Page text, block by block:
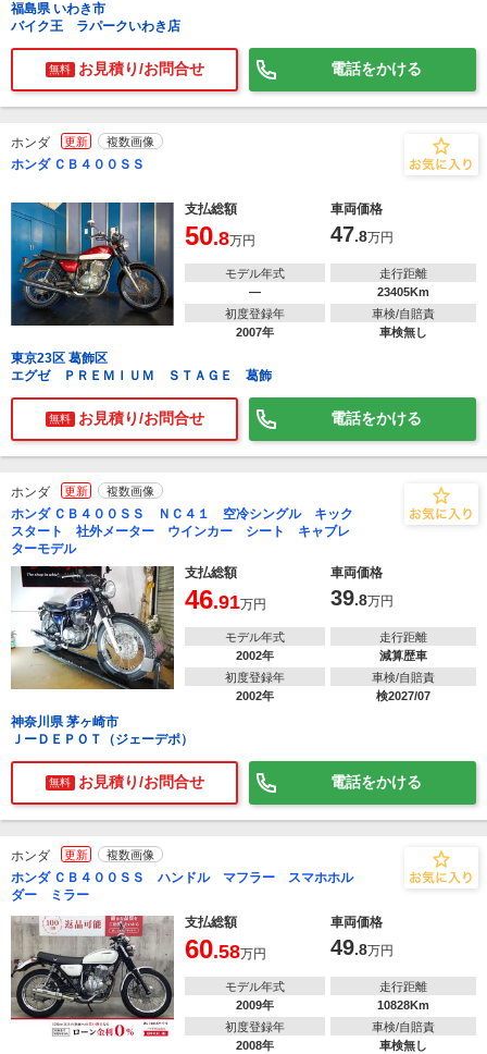
福島県 いわき市
バイク王 ラパークいわき店
無料 お見積り/お問合せ 電話をかける
ホンダ 更新 複数画像
ホンダ ＣＢ４００ＳＳ
支払総額 車両価格
50.8万円 47.8万円
モデル年式
―
走行距離
23405Km
初度登録年
2007年
車検/自賠責
車検無し
東京23区 葛飾区
エグゼ ＰＲＥＭＩＵＭ ＳＴＡＧＥ 葛飾
無料 お見積り/お問合せ 電話をかける
ホンダ 更新 複数画像
ホンダ ＣＢ４００ＳＳ ＮＣ４１ 空冷シングル キック
スタート 社外メーター ウインカー シート キャブレ
ターモデル
支払総額
車両価格
46.91万円 39.8万円
モデル年式
2002年
走行距離
減算歴車
初度登録年
2002年
車検/自賠責
検2027/07
神奈川県 茅ヶ崎市
ＪーＤＥＰＯＴ（ジェーデポ）
無料 お見積り/お問合せ 電話をかける
ホンダ 更新 複数画像
ホンダ ＣＢ４００ＳＳ ハンドル マフラー スマホホル
ダー ミラー
支払総額
車両価格
60.58万円 49.8万円
モデル年式
2009年
走行距離
10828Km
初度登録年
2008年
車検/自賠責
車検無し